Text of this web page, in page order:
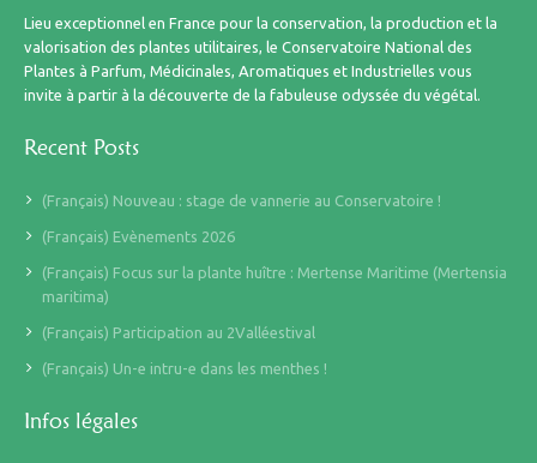
Lieu exceptionnel en France pour la conservation, la production et la
valorisation des plantes utilitaires, le Conservatoire National des
Plantes à Parfum, Médicinales, Aromatiques et Industrielles vous
invite à partir à la découverte de la fabuleuse odyssée du végétal.
Recent Posts
(Français) Nouveau : stage de vannerie au Conservatoire !
(Français) Evènements 2026
(Français) Focus sur la plante huître : Mertense Maritime (Mertensia
maritima)
(Français) Participation au 2Valléestival
(Français) Un-e intru-e dans les menthes !
Infos légales